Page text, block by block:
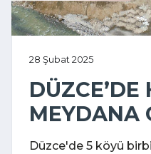
28 Şubat 2025
DÜZCE’DE
MEYDANA
Düzce'de 5 köyü